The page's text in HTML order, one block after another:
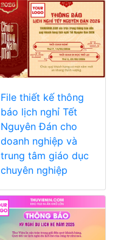
File thiết kế thông
báo lịch nghỉ Tết
Nguyên Đán cho
doanh nghiệp và
trung tâm giáo dục
chuyên nghiệp